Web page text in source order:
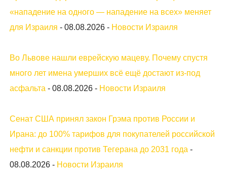
«нападение на одного — нападение на всех» меняет
для Израиля -08.08.2026 - Новости Израиля
Во Львове нашли еврейскую мацеву. Почему спустя
много лет имена умерших всё ещё достают из-под
асфальта -08.08.2026 - Новости Израиля
Сенат США принял закон Грэма против России и
Ирана: до 100% тарифов для покупателей российской
нефти и санкции против Тегерана до 2031 года -
08.08.2026 - Новости Израиля